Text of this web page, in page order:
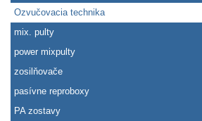
Ozvučovacia technika
mix. pulty
power mixpulty
zosilňovače
pasívne reproboxy
PA zostavy